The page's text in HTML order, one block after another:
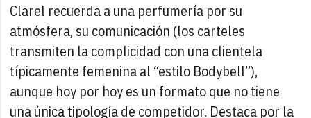
Clarel recuerda a una perfumería por su
atmósfera, su comunicación (los carteles
transmiten la complicidad con una clientela
típicamente femenina al “estilo Bodybell”),
aunque hoy por hoy es un formato que no tiene
una única tipología de competidor. Destaca por la